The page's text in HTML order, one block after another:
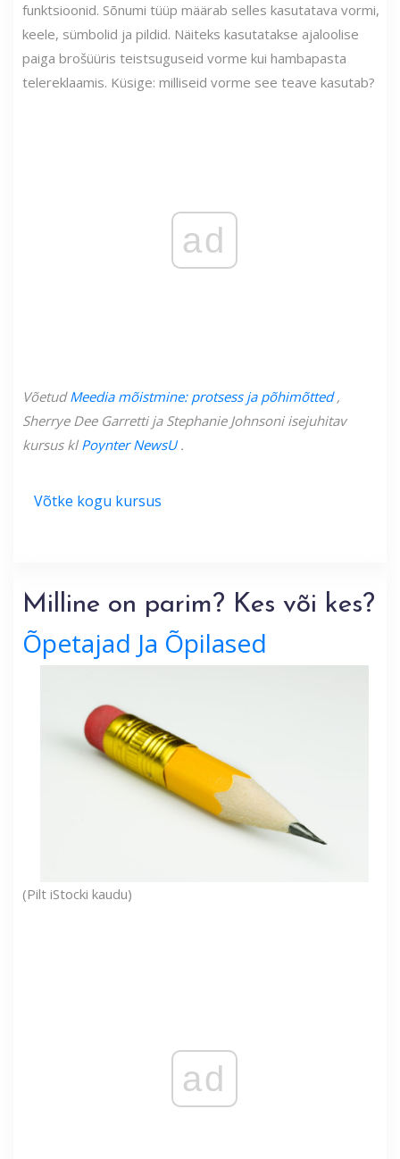
funktsioonid. Sõnumi tüüp määrab selles kasutatava vormi,
keele, sümbolid ja pildid. Näiteks kasutatakse ajaloolise
paiga brošüüris teistsuguseid vorme kui hambapasta
telereklaamis. Küsige: milliseid vorme see teave kasutab?
ad
VõetudMeedia mõistmine: protsess ja põhimõtted,
Sherrye Dee Garretti ja Stephanie Johnsoni isejuhitav
kursus kl Poynter NewsU.
Võtke kogu kursus
Milline on parim? Kes või kes?
Õpetajad Ja Õpilased
(Pilt iStocki kaudu)
ad